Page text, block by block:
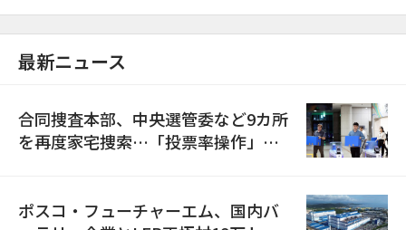
最新ニュース
合同捜査本部、中央選管委など9カ所
を再度家宅捜索…「投票率操作」の
ポスコ・フューチャーエム、国内バ